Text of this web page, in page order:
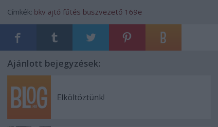
Címkék: bkv ajtó fűtés buszvezető 169e
Ajánlott bejegyzések:
Elköltöztünk!